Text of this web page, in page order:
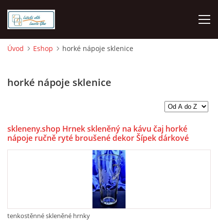
ÚVOD
MALOOBCHOD LUŽICKÉ SKLO
HODNOCENÍ Z HEURÉKY
Úvod Eshop horké nápoje sklenice
horké nápoje sklenice
skleneny.shop Hrnek skleněný na kávu čaj horké
nápoje ručně ryté broušené dekor Šípek dárkové
balení Simax 7899 350 ml 1 ks.
tenkostěnné skleněné hrnky